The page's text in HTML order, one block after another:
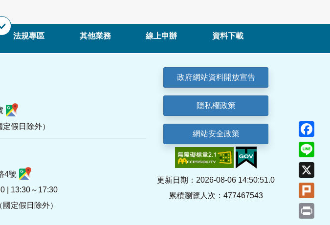
法規專區 其他業務 線上申辦 資料下載
假日除外）
4號
| 13:30～17:30
定假日除外）
政府網站資料開放宣告
隱私權政策
網站安全政策
更新日期：2026-08-06 14:50:51.0
累積瀏覽人次：477467543